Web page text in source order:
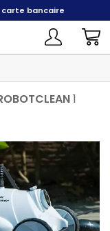
bancaire
1